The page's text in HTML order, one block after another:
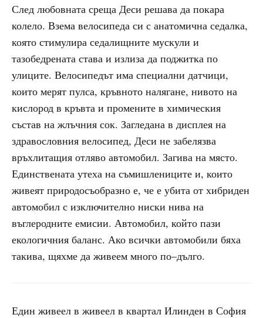
След любовната среща Деси решава да покара
колело. Взема велосипеда си с анатомична седалка,
която стимулира седалищните мускули и
тазобедрената става и излиза да поджитка по
улиците. Велосипедът има специални датчици,
които мерят пулса, кръвното налягане, нивото на
кислород в кръвта и промените в химическия
състав на жлъчния сок. Загледана в дисплея на
здравословния велосипед, Деси не забелязва
връхлитащия отляво автомобил. Загива на място.
Единствената утеха на съмишлениците и, които
живеят природосъобразно е, че е убита от хибриден
автомобил с изключително ниски нива на
въглеродните емисии. Автомобил, който пази
екологичния баланс. Ако всички автомобили бяха
такива, щяхме да живеем много по–дълго.
Един живеел в живеел в квартал Илинден в София